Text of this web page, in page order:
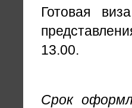
Готовая
13.00.
Срок